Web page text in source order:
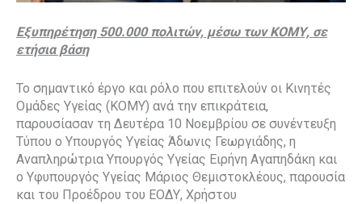
Εξυπηρέτηση 500.000 πολιτών, μέσω των ΚΟΜΥ, σε
ετήσια βάση
Το σημαντικό έργο και ρόλο που επιτελούν οι Κινητές
Ομάδες Υγείας (ΚΟΜΥ) ανά την επικράτεια,
παρουσίασαν τη Δευτέρα 10 Νοεμβρίου σε συνέντευξη
Τύπου ο Υπουργός Υγείας Άδωνις Γεωργιάδης, η
Αναπληρώτρια Υπουργός Υγείας Ειρήνη Αγαπηδάκη και
ο Υφυπουργός Υγείας Μάριος Θεμιστοκλέους, παρουσία
και του Προέδρου του ΕΟΔΥ, Χρήστου